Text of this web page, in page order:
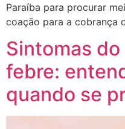
Paraíba para procurar
coação para a cobrança
Sintomas
febre:
quando se